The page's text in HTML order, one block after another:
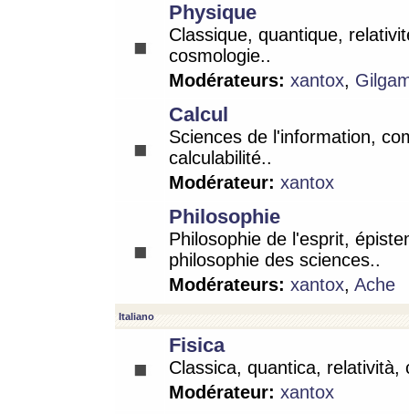
Physique
Classique, quantique,
cosmologie..
Modérateurs: xantox,
Calcul
Sciences de l'information,
calculabilité..
Modérateur: xantox
Philosophie
Philosophie de l'esprit,
philosophie des sciences..
Modérateurs: xantox, Ache
Italiano
Fisica
Classica, quantica, relatività,
Modérateur: xantox